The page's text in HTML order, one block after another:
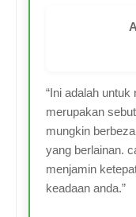
“Ini adalah
merupakan
mungkin
yang berlainan.
menjamin
keadaan anda.”